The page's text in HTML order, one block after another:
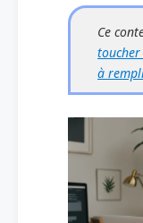
Ce
à